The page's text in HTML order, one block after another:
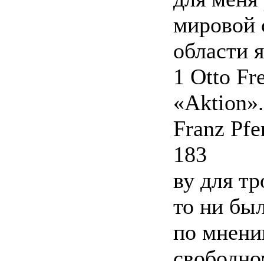
мировой
области
1 Otto
Franz
183
ву для
то ни
по